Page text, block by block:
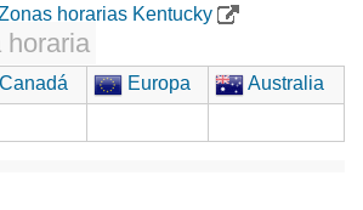
horarias Kentucky
horaria
Canadá Europa
Australia